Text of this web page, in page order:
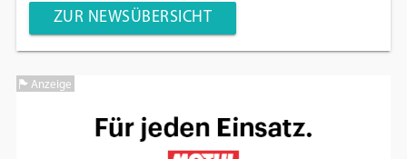
ZUR NEWSÜBERSICHT
Anzeige